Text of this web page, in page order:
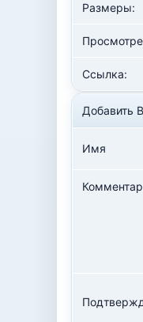
Размеры:
Ссылка:
Добавить
Имя